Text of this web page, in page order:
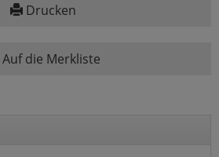
Drucken
die Merkliste